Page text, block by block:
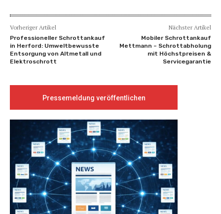
Vorheriger Artikel
Professioneller Schrottankauf
in Herford: Umweltbewusste
Entsorgung von Altmetall und
Elektroschrott
Nächster Artikel
Mobiler Schrottankauf
Mettmann – Schrottabholung
mit Höchstpreisen &
Servicegarantie
Pressemeldung veröffentlichen